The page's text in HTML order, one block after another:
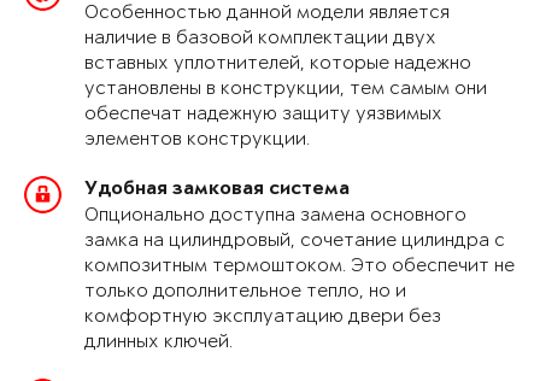
Особенностью данной модели является
наличие в базовой комплектации двух
вставных уплотнителей, которые надежно
установлены в конструкции, тем самым они
обеспечат надежную защиту уязвимых
элементов конструкции.
Удобная замковая система
Опционально доступна замена основного
замка на цилиндровый, сочетание цилиндра с
композитным термоштоком. Это обеспечит не
только дополнительное тепло, но и
комфортную эксплуатацию двери без
длинных ключей.